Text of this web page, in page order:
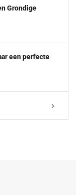
Grondige
een perfecte